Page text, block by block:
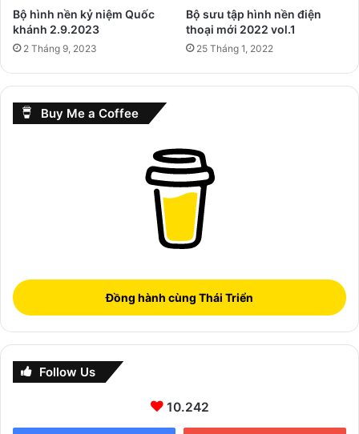
Bộ hình nền kỷ niệm Quốc
khánh 2.9.2023
2 Tháng 9, 2023
Bộ sưu tập hình nền điện
thoại mới 2022 vol.1
25 Tháng 1, 2022
Buy Me a Coffee
Đồng hành cùng Thái Triển
Follow Us
10.242